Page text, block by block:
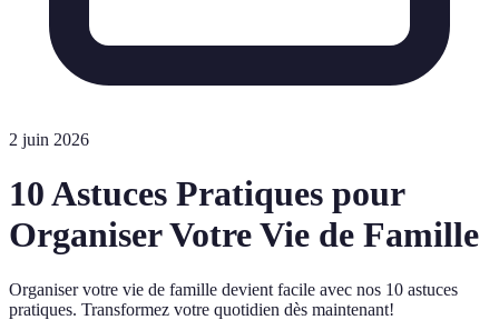
2 juin 2026
10 Astuces Pratiques pour
Organiser Votre Vie de Famille
Organiser votre vie de famille devient facile avec nos 10 astuces
pratiques. Transformez votre quotidien dès maintenant!